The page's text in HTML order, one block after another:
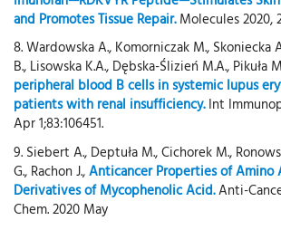
and Promotes Tissue Repair.Molecules 2020,
8. Wardowska A., Komorniczak M., Skoniecka
B., Lisowska K.A., Dębska-Ślizień M.A., Pikuła
peripheral blood B cells in systemic lupus
patients with renal insufficiency.Int
Apr 1;83:106451.
9. Siebert A., Deptuła M., Cichorek M.,
G., Rachon J.,Anticancer Properties of Amino
Derivatives of Mycophenolic Acid.Anti-
Chem. 2020 May